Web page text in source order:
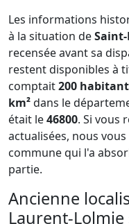
Les informations
à la situation de
recensée avant sa
restent disponibles à
comptait200
km²dans le
était le46800. Si vous
actualisées, nous
commune qui l'a
partie.
Ancienne
Laurent-Lolmie